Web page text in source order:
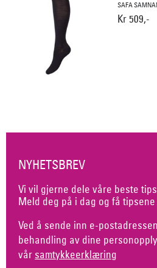
SAFA
Kr 509,-
NYHETSBREV
Vi vil gjerne dele våre beste
Meld deg på i dag og få
Ved å sende inn e-
behandling av dine
vår samtykkeerklæring